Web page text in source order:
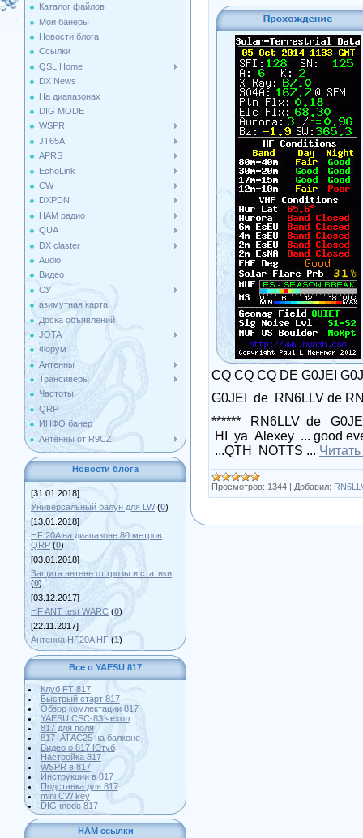
Каталог файлов
Мои банеры
Новости блога
Ссылки
QSL Home
DX News
На диапазонах
DIG MODE
WSPR
JT65A
APRS
EchoLink
CW
DXPDN
HAM радио
QUA
DX claster
Audio
Видео
СУ
азимутная карта
Доска объявлений
JOTA
Форум
Антенны
Трансиверы
Частоты
QRP
ИНФО банер
Антенны от R9CZ
Новости блога
[31.01.2018]
Универсальный балун для LW (0)
[13.01.2018]
HF 20A на диапазоне 80 метров
QRP (0)
[03.01.2018]
Защита антенн от грозы и статики
(0)
[03.12.2017]
HF ANT test WARC (0)
[22.11.2017]
Антенна HF20A HF (1)
Все о YAESU 817
Клуб FT 817
Быстрый старт 817
Обзор комлектации 817
YAESU CSC-83 чехол
817 для поля
817+АТАС25 на балконе
Видео о 817 Ютуб
Настройка 817
WSPR в 817
Инструкции в 817
Подставка для 817
mini CW key
DIG mode 817
HAM ссылки
CQ CQ CQ DE G0JEI
G0JEI de RN6LLV de
****** RN6LLV de
HI ya Alexey ... good
...QTH NOTTS ...
Просмотров: 1344 | Добавил: